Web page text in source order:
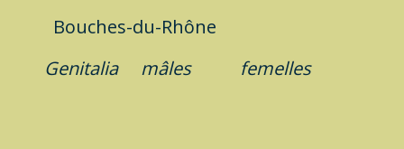
Bouches-du-Rhône
Genitalia mâles femelles